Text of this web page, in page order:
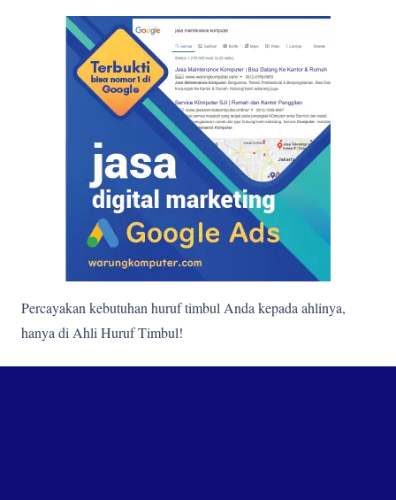
Percayakan kebutuhan huruf timbul Anda kepada ahlinya,
hanya di Ahli Huruf Timbul!